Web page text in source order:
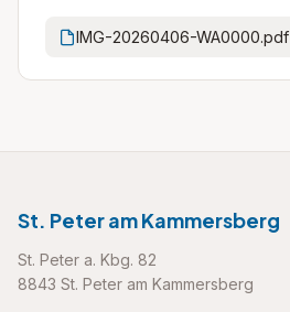
IMG-20260406-WA0000.pdf
St. Peter am Kammersberg
St. Peter a. Kbg. 82
8843 St. Peter am Kammersberg